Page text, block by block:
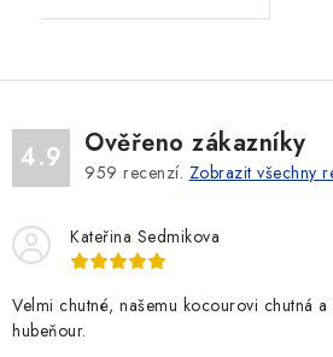
4.9 Ověřeno zákazníky
959 recenzí. Zobrazit všechny
Kateřina Sedmikova
Velmi chutné, našemu kocourovi chutná
hubeňour.